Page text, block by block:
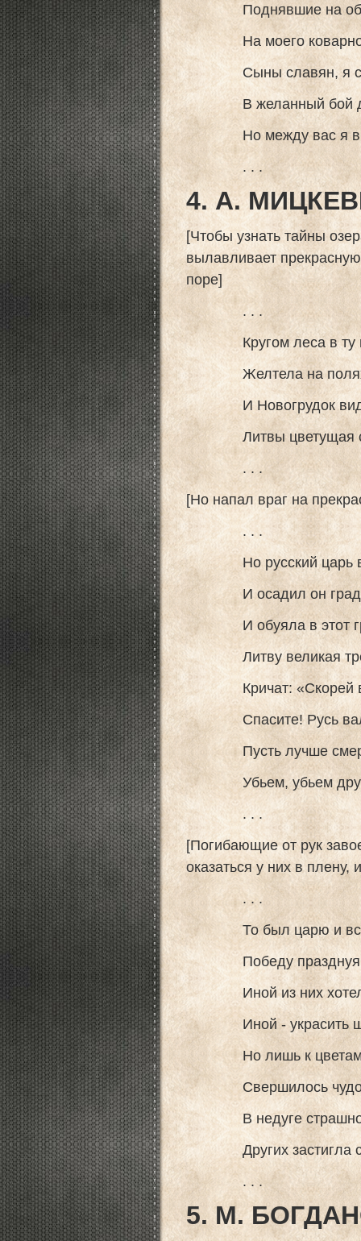
Поднявшие на
На моего
Сыны славян, я
В желанный бой
Но между вас я
. . .
4. А.
[Чтобы узнать тайны
вылавливает
поре]
. . .
Кругом леса в ту
Желтела на полях
И Новогрудок
Литвы цветущая
. . .
[Но напал враг на
. . .
Но русский царь
И осадил он град
И обуяла в этот
Литву великая
Кричат: «Скорей
Спасите! Русь
Пусть лучше смерть,
Убьем, убьем друг
. . .
[Погибающие от рук
оказаться у них в
. . .
То был царю и всем
Победу празднуя
Иной из них хотел
Иной - украсить
Но лишь к цветам
Свершилось чудо
В недуге страшном
Других застигла
. . .
5. М.